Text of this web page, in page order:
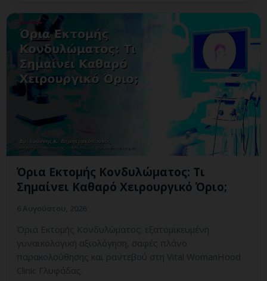
Όρια Εκτομής Κονδυλώματος: Τι
Σημαίνει Καθαρό Χειρουργικό Όριο;
Όρια Εκτομής Κονδυλώματος: εξατομικευμένη
γυναικολογική αξιολόγηση, σαφές πλάνο
παρακολούθησης και ραντεβού στη Vital WomanHood
Clinic Γλυφάδας.